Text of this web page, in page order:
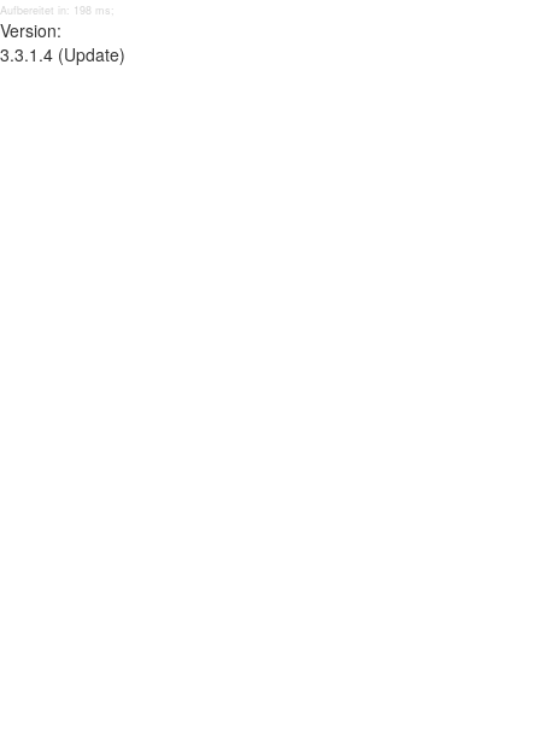
Aufbereitet in: 198 ms;
Version:
3.3.1.4 (Update)